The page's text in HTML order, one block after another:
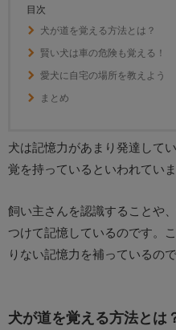
目次
犬が道を覚える方法とは？
賢い犬は車の危険も覚える！
愛犬に自宅の場所を教えよう
まとめ
犬は記憶力があまり発達して
覚を持っているといわれていま
飼い主さんを認識することや
つけて記憶しているのです。
りない記憶力を補っているので
犬が道を覚える方法とは